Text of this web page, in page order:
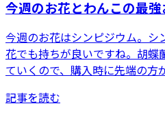
今週のお花とわんこの最強
今週のお花はシンピジウム。シ
花でも持ちが良いですね。胡蝶
ていくので、購入時に先端の方
記事を読む